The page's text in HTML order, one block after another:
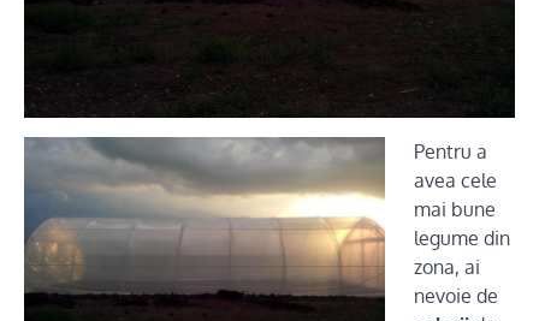
Pentru a
avea cele
mai bune
legume din
zona, ai
nevoie de